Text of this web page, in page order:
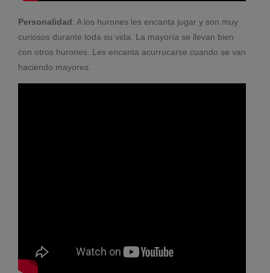
Personalidad: A los hurones les encanta jugar y son muy
curiosos durante toda su vida. La mayoría se llevan bien
con otros hurones. Les encanta acurrucarse cuando se van
haciendo mayores.